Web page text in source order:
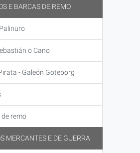
E BARCAS DE REMO
o Cano
- Galeón Goteborg
remo
MERCANTES E DE GUERRA